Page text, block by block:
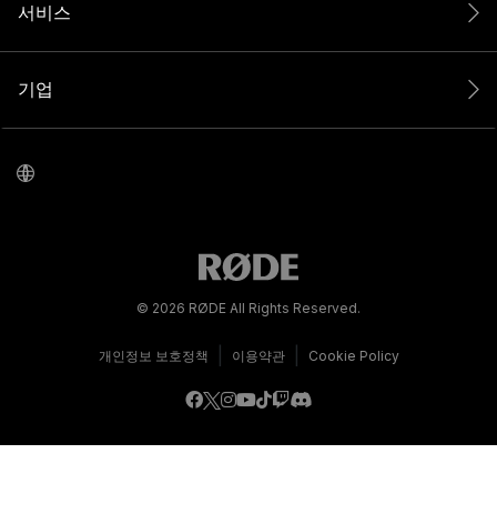
서비스
기업
© 2026 RØDE All Rights Reserved.
개인정보 보호정책 이용약관 Cookie Policy